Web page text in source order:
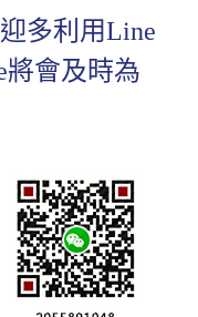
多利用Line
將會及時為